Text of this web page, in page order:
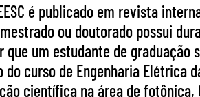
é publicado em revista
ou doutorado possui
que um estudante de
curso de Engenharia Elétrica
científica na área de